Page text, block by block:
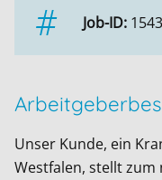
Job-ID:
Unser Kunde, ein
Westfalen, stellt